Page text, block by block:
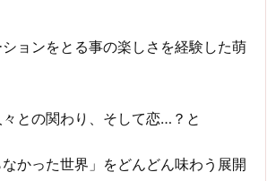
ョンをとる事の楽しさを経験した萌
との関わり、そして恋…？と
なかった世界」をどんどん味わう展開